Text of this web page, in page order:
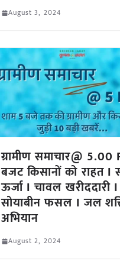
August 3, 2024
ग्रामीण समाचार@ 5.00
बजट किसानों को राहत I
ऊर्जा I चावल खरीददारी I
सोयाबीन फसल I जल
अभियान
August 2, 2024